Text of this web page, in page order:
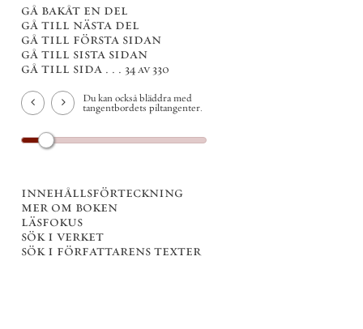
gå bakåt en del
gå till nästa del
gå till första sidan
gå till sista sidan
gå till sida . . . 34 av 330
Du kan också bläddra med
tangentbordets piltangenter.
innehållsförteckning
mer om boken
läsfokus
sök i verket
sök i författarens texter